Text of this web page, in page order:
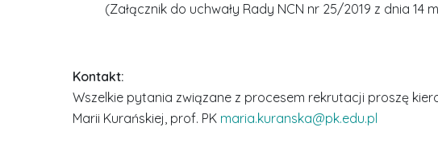
(Załącznik do uchwały Rady NCN nr 25/2019 z dnia 14
Kontakt:
Wszelkie pytania związane z procesem rekrutacji proszę
Marii Kurańskiej, prof. PK maria.kuranska@pk.edu.pl